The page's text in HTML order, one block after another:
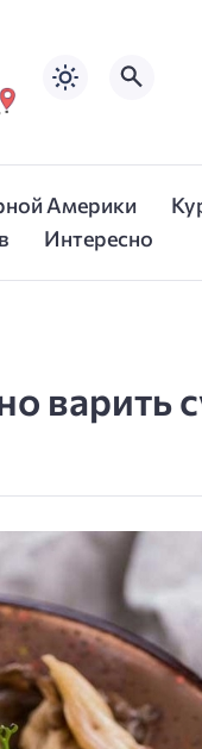
Америки
Интересно
варить